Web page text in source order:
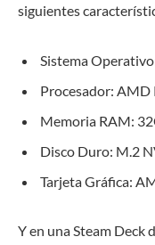
siguientes
Sistema
Procesador: AMD
Memoria RAM:
Disco Duro: M.2
Tarjeta Gráfica:
Y en una Steam Deck